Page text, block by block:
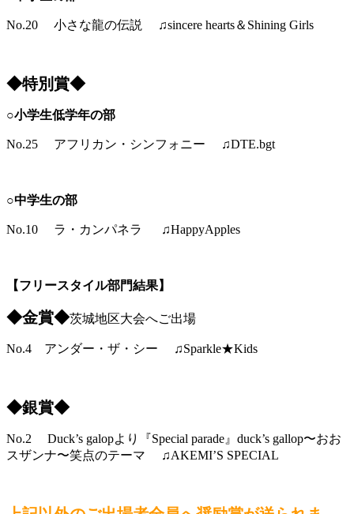
No.20 小さな龍の伝説 ♫sincere hearts＆Shining Girls
◆特別賞◆
○小学生低学年の部
No.25 アフリカン・シンフォニー ♫DTE.bgt
○中学生の部
No.10 ラ・カンパネラ ♫HappyApples
【フリースタイル部門結果】
◆金賞◆茨城地区大会へご出場
No.4 アンダー・ザ・シー ♫Sparkle★Kids
◆銀賞◆
No.2 Duck’s galopより『Special parade』duck’s gallop〜おお
スザンナ〜笑点のテーマ ♫AKEMI’S SPECIAL